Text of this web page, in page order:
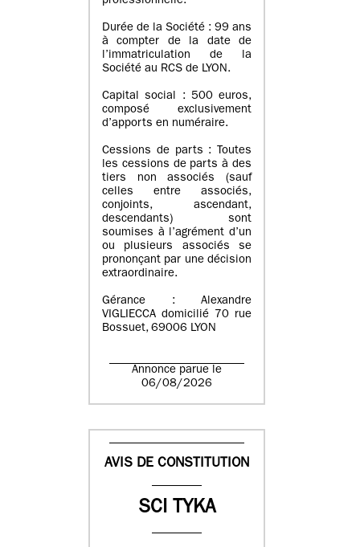
Durée de la Société : 99 ans
à compter de la date de
l’immatriculation de la
Société au RCS de LYON.
Capital social : 500 euros,
composé exclusivement
d’apports en numéraire.
Cessions de parts : Toutes
les cessions de parts à des
tiers non associés (sauf
celles entre associés,
conjoints, ascendant,
descendants) sont
soumises à l’agrément d’un
ou plusieurs associés se
prononçant par une décision
extraordinaire.
Gérance : Alexandre
VIGLIECCA domicilié 70 rue
Bossuet, 69006 LYON
Annonce parue le
06/08/2026
AVIS DE CONSTITUTION
SCI TYKA